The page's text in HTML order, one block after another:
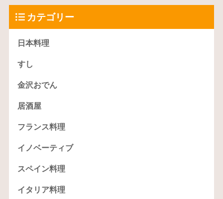
カテゴリー
日本料理
すし
金沢おでん
居酒屋
フランス料理
イノベーティブ
スペイン料理
イタリア料理